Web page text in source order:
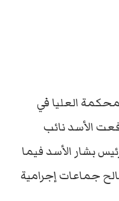
العليا في
الأسد نائب
بشار الأسد فيما
جماعات إجرامية